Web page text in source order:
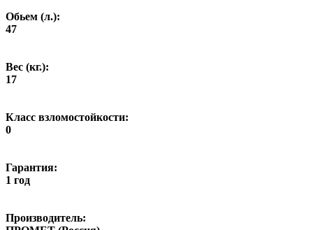
Обьем (л.):
47
Вес (кг.):
17
Класс взломостойкости:
0
Гарантия:
1 год
Производитель: